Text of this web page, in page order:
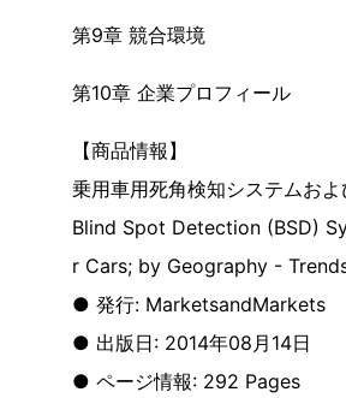
第9章 競合環境
第10章 企業プロフィール
【商品情報】
乗用車用死角検知システムお
Blind Spot Detection (BSD)
r Cars; by Geography -
● 発行: MarketsandMarkets
● 出版日: 2014年08月14日
● ページ情報: 292 Pages